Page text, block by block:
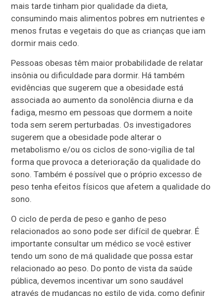
mais tarde tinham pior qualidade da dieta,
consumindo mais alimentos pobres em nutrientes e
menos frutas e vegetais do que as crianças que iam
dormir mais cedo.
Pessoas obesas têm maior probabilidade de relatar
insônia ou dificuldade para dormir. Há também
evidências que sugerem que a obesidade está
associada ao aumento da sonolência diurna e da
fadiga, mesmo em pessoas que dormem a noite
toda sem serem perturbadas. Os investigadores
sugerem que a obesidade pode alterar o
metabolismo e/ou os ciclos de sono-vigília de tal
forma que provoca a deterioração da qualidade do
sono. Também é possível que o próprio excesso de
peso tenha efeitos físicos que afetem a qualidade do
sono.
O ciclo de perda de peso e ganho de peso
relacionados ao sono pode ser difícil de quebrar. É
importante consultar um médico se você estiver
tendo um sono de má qualidade que possa estar
relacionado ao peso. Do ponto de vista da saúde
pública, devemos incentivar um sono saudável
através de mudanças no estilo de vida, como definir